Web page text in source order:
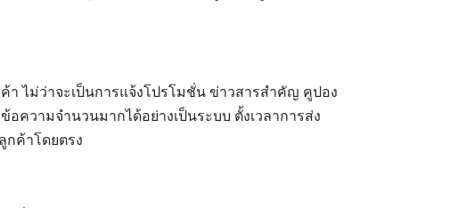
า ไม่ว่าจะเป็นการแจ้งโปรโมชั่น ข่าวสารสำคัญ คูปอง
ความจำนวนมากได้อย่างเป็นระบบ ตั้งเวลาการส่ง
กค้าโดยตรง